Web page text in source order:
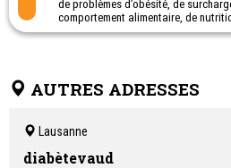
de problèmes d’obésité, de
comportement alimentaire, de
médecins et les psychologues-
séances de physiothérapie sont
l’assurance complémentaire.
AUTRES ADRESSES
Lausanne
diabètevaud